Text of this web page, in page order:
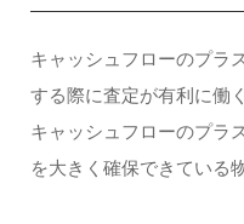
キャッシュフローのプラ
する際に査定が有利に働
キャッシュフローのプラ
を大きく確保できている